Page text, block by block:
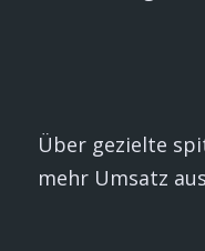
Über gezielte
mehr Umsatz